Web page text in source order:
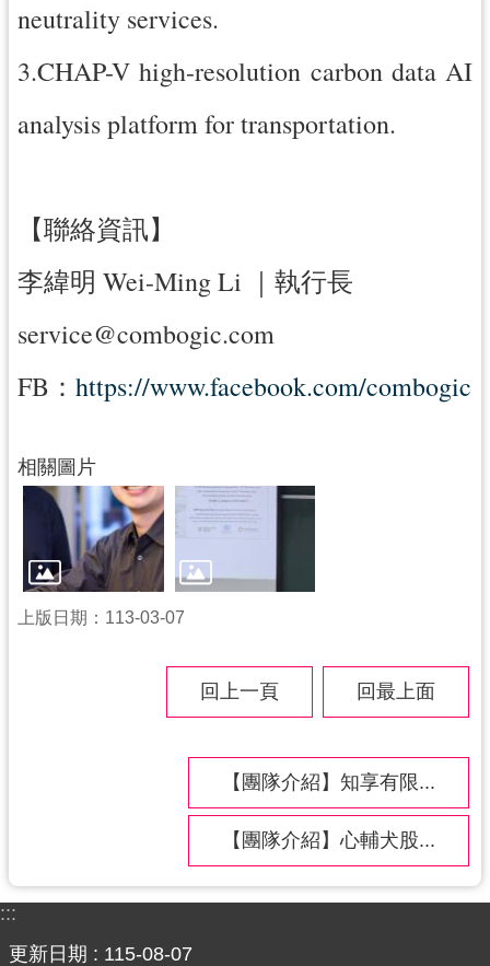
neutrality services.
3.CHAP-V high-resolution carbon data AI
analysis platform for transportation.
【聯絡資訊】
李緯明 Wei-Ming Li ｜執行長
service@combogic.com
FB： https://www.facebook.com/combogic
相關圖片
上版日期：113-03-07
回上一頁 回最上面
【團隊介紹】知享有限...
【團隊介紹】心輔犬股...
:::
更新日期
115-08-07